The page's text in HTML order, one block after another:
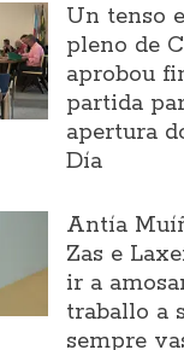
Un tenso
pleno de
aprobou
partida
apertura
Día
Antía
Zas e
ir a
traballo a
sempre